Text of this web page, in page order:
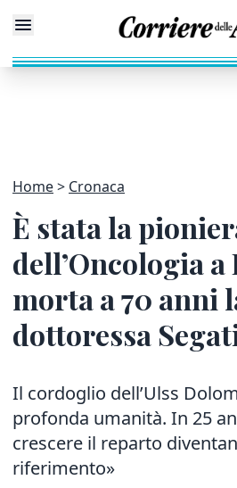
Home Cronaca
È stata la
dell’Oncologia a
morta a 70 anni
dottoressa
Il cordoglio dell’Ulss
profonda umanità. In 25
crescere il reparto
riferimento»